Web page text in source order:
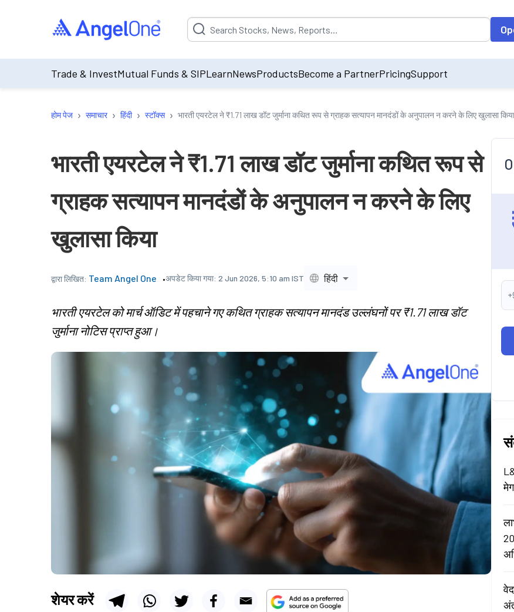
Suggestion will be populated by default on accessing the input field. On entering
Trade & InvestMutual Funds & SIPLearnNewsProductsBecome a PartnerPricingSupport
होम पेज › समाचार › हिंदी › स्टॉक्स › भारती एयरटेल ने ₹1.71 लाख डॉट जुर्माना कथित रूप से ग्राहक सत्यापन मानदंडों के अनुपालन न करने के लिए खुलासा किया
भारती एयरटेल ने ₹1.71 लाख डॉट जुर्माना कथित रूप से
ग्राहक सत्यापन मानदंडों के अनुपालन न करने के लिए
खुलासा किया
द्वारा लिखित: Team Angel One अपडेट किया गया: 2 Jun 2026, 5:10 am IST हिंदी
भारती एयरटेल को मार्च ऑडिट में पहचाने गए कथित ग्राहक सत्यापन मानदंड उल्लंघनों पर ₹1.71 लाख डॉट
जुर्माना नोटिस प्राप्त हुआ।
शेयर करें